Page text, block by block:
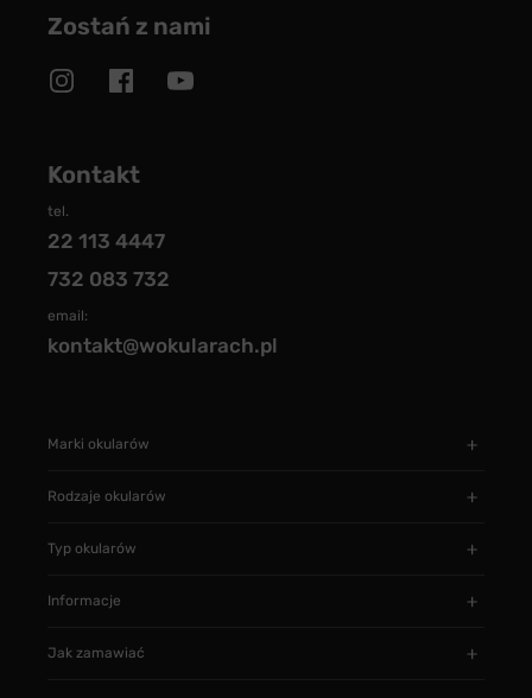
Zostań z nami
Kontakt
tel.
22 113 4447
732 083 732
email:
kontakt@wokularach.pl
Marki okularów
Rodzaje okularów
Typ okularów
Informacje
Jak zamawiać